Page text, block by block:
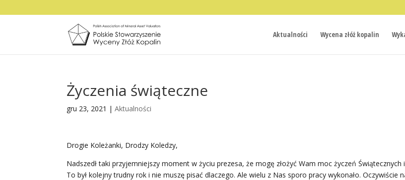
Aktualności Wycena złóż kopalin
Życzenia świąteczne
gru 23, 2021 |Aktualności
Drogie Koleżanki, Drodzy Koledzy,
Nadszedł taki przyjemniejszy moment w życiu prezesa, że mogę złożyć Wam moc życzeń Świątecznych
To był kolejny trudny rok i nie muszę pisać dlaczego. Ale wielu z Nas sporo pracy wykonało. Oczywiście